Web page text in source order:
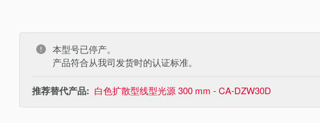
本型号已停产。
产品符合从我司发货时的认证标准。
推荐替代产品: 白色扩散型线型光源 300 mm - CA-DZW30D